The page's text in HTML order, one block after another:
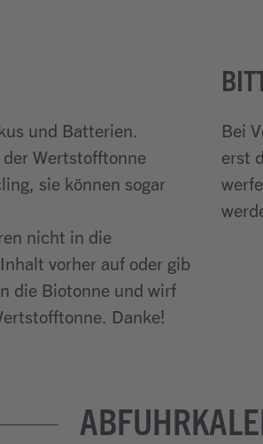
und Batterien.
Wertstofftonne
sie können sogar
nicht in die
vorher auf oder gib
die Biotonne und wirf
Danke!
Bei
erst